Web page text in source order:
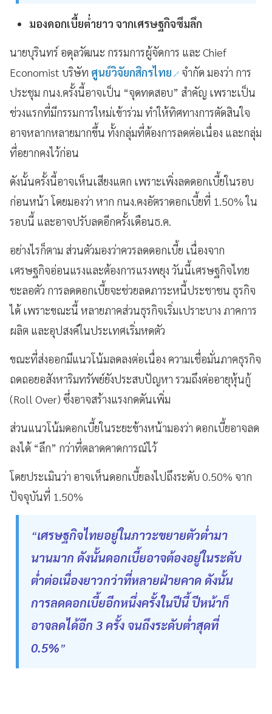
มองดอกเบี้ยต่ำยาว จากเศรษฐกิจซึมลึก
นายบุรินทร์ อดุลวัฒนะ กรรมการผู้จัดการ และ Chief
Economist บริษัท ศูนย์วิจัยกสิกรไทย
จำกัด มองว่า การ
ประชุม กนง.ครั้งนี้อาจเป็น “จุดทดสอบ” สำคัญ เพราะเป็น
ช่วงแรกที่มีกรรมการใหม่เข้าร่วม ทำให้ทิศทางการตัดสินใจ
อาจหลากหลายมากขึ้น ทั้งกลุ่มที่ต้องการลดต่อเนื่อง และกลุ่ม
ที่อยากคงไว้ก่อน
ดังนั้นครั้งนี้อาจเห็นเสียงแตก เพราะเพิ่งลดดอกเบี้ยในรอบ
ก่อนหน้า โดยมองว่า หาก กนง.คงอัตราดอกเบี้ยที่ 1.50% ใน
รอบนี้ และอาจปรับลดอีกครั้งเดือนธ.ค.
อย่างไรก็ตาม ส่วนตัวมองว่าควรลดดอกเบี้ย เนื่องจาก
เศรษฐกิจอ่อนแรงและต้องการแรงพยุง วันนี้เศรษฐกิจไทย
ชะลอตัว การลดดอกเบี้ยจะช่วยลดภาระหนี้ประชาชน ธุรกิจ
ได้ เพราะขณะนี้ หลายภาคส่วนธุรกิจเริ่มเปราะบาง ภาคการ
ผลิต และอุปสงค์ในประเทศเริ่มหดตัว
ขณะที่ส่งออกมีแนวโน้มลดลงต่อเนื่อง ความเชื่อมั่นภาคธุรกิจ
ถดถอยอสังหาริมทรัพย์ยังประสบปัญหา รวมถึงต่ออายุหุ้นกู้
(Roll Over) ซึ่งอาจสร้างแรงกดดันเพิ่ม
ส่วนแนวโน้มดอกเบี้ยในระยะข้างหน้ามองว่า ดอกเบี้ยอาจลด
ลงได้ “ลึก” กว่าที่ตลาดคาดการณ์ไว้
โดยประเมินว่า อาจเห็นดอกเบี้ยลงไปถึงระดับ 0.50% จาก
ปัจจุบันที่ 1.50%
“เศรษฐกิจไทยอยู่ในภาวะขยายตัวต่ำมา
นานมาก ดังนั้นดอกเบี้ยอาจต้องอยู่ในระดับ
ต่ำต่อเนื่องยาวกว่าที่หลายฝ่ายคาด ดังนั้น
การลดดอกเบี้ยอีกหนึ่งครั้งในปีนี้ ปีหน้าก็
อาจลดได้อีก 3 ครั้ง จนถึงระดับต่ำสุดที่
0.5%”